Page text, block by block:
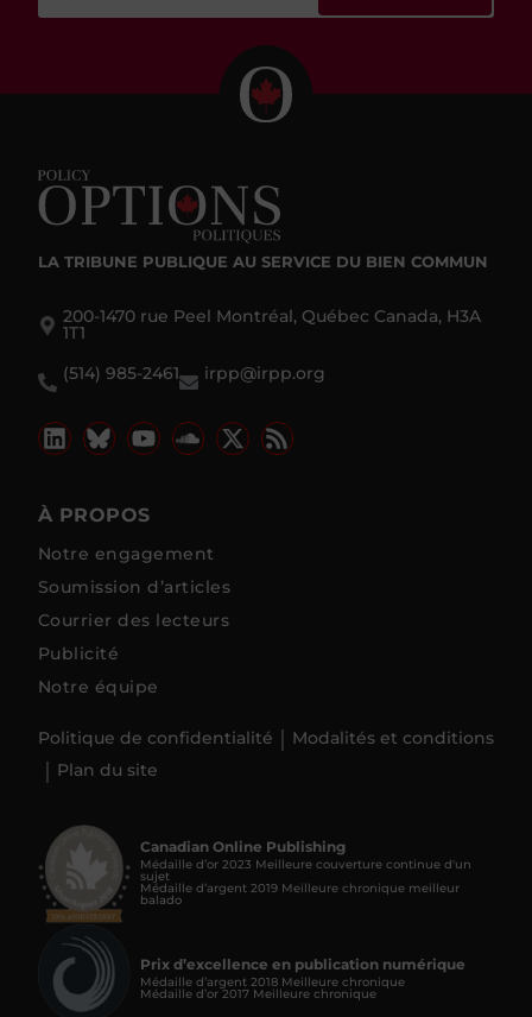
LA TRIBUNE PUBLIQUE AU SERVICE DU BIEN COMMUN
200-1470 rue Peel Montréal, Québec Canada, H3A
1T1
(514) 985-2461
irpp@irpp.org
À PROPOS
Notre engagement
Soumission d’articles
Courrier des lecteurs
Publicité
Notre équipe
Politique de confidentialité
Modalités et conditions
Plan du site
Canadian Online Publishing
Médaille d’or 2023 Meilleure couverture continue d'un
sujet
Médaille d’argent 2019 Meilleure chronique meilleur
balado
Prix d’excellence en publication numérique
Médaille d’argent 2018 Meilleure chronique
Médaille d’or 2017 Meilleure chronique